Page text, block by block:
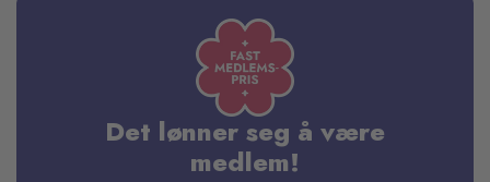
Det lønner seg å være
medlem!